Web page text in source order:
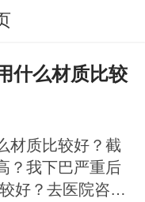
什么材质比较
材质比较好？截
？我下巴严重后
好？去医院咨询